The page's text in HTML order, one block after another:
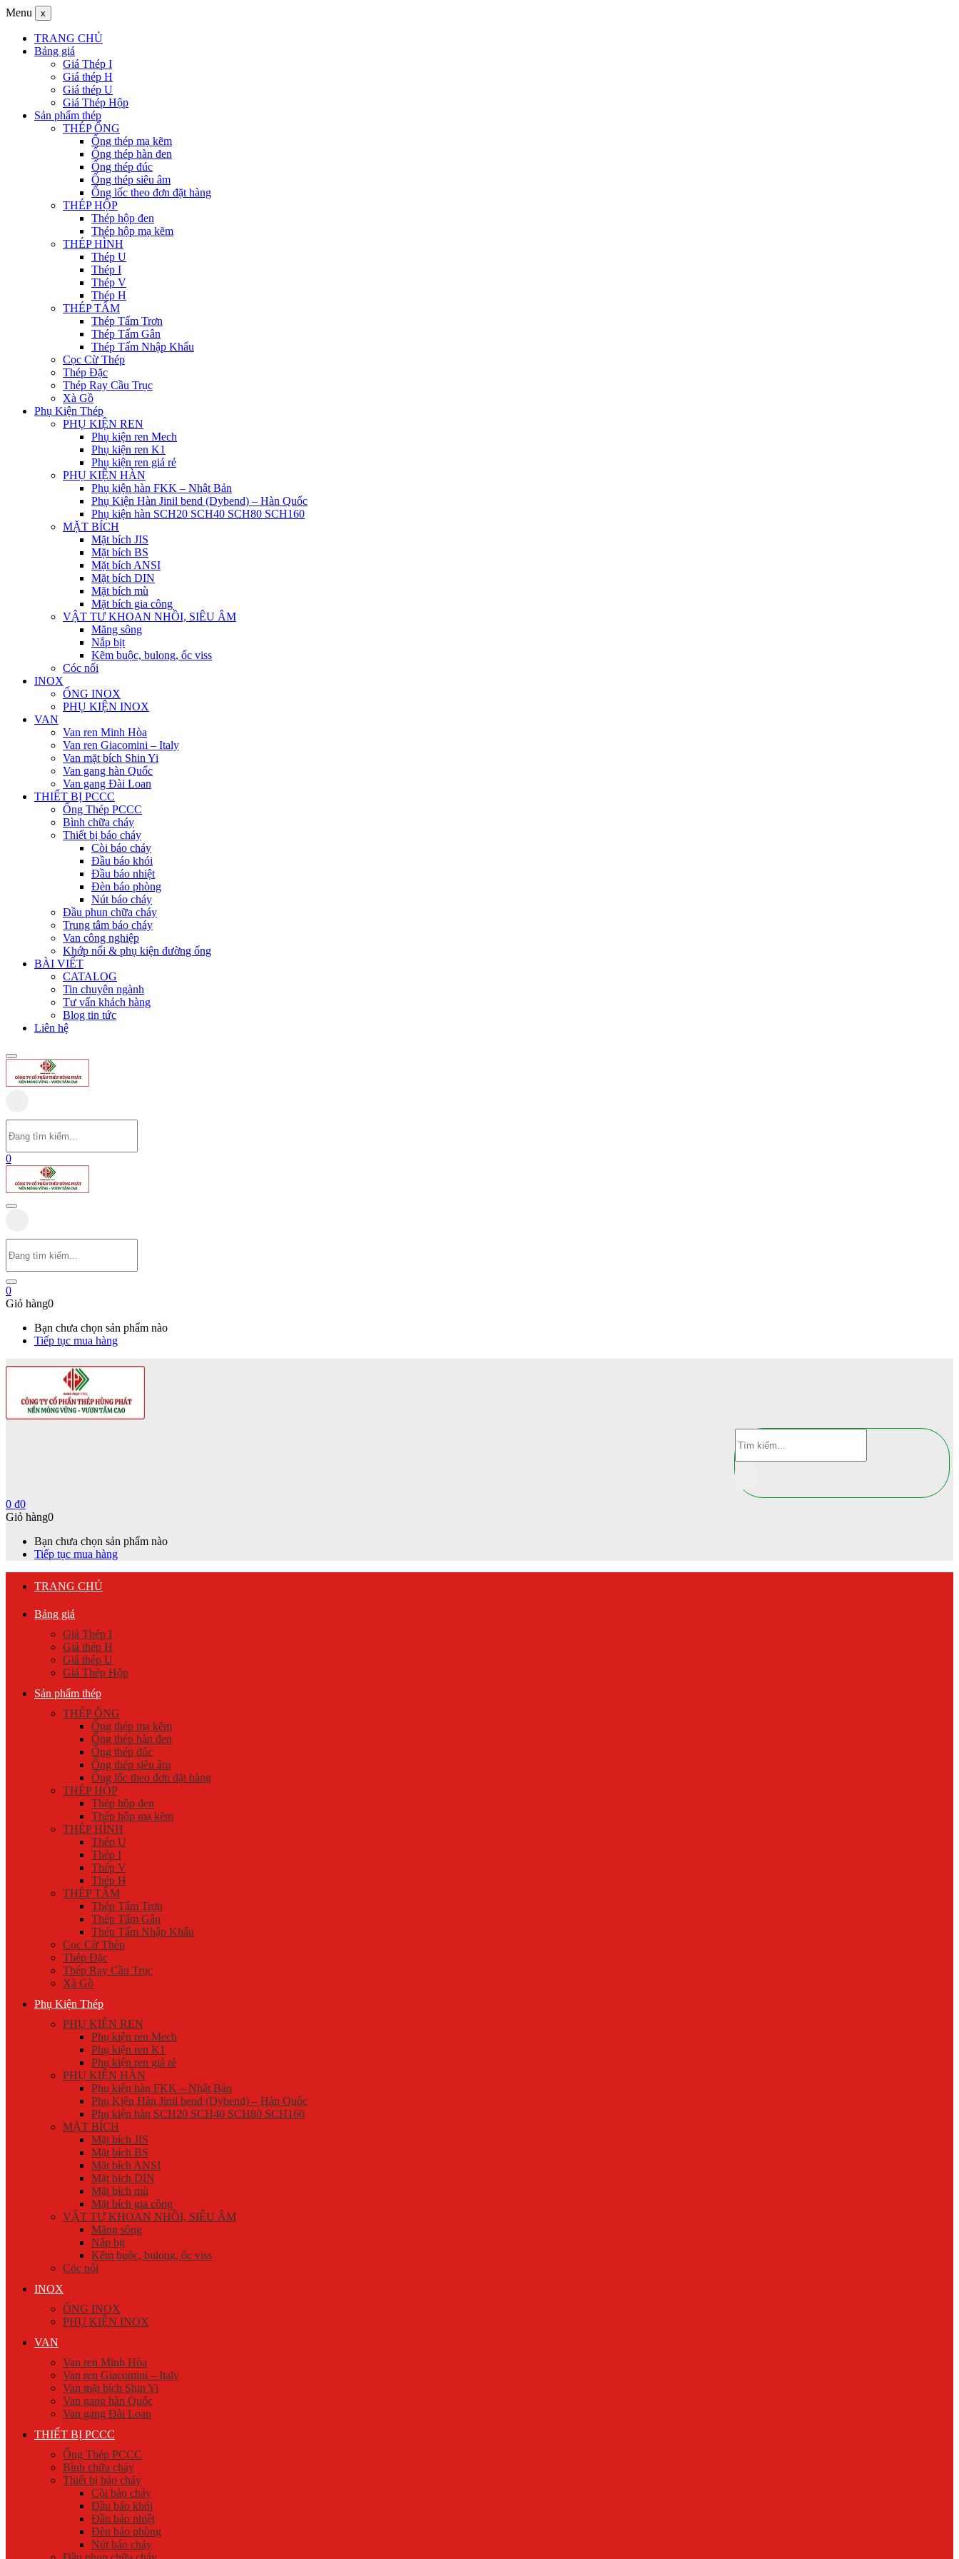
Menu x
TRANG CHỦ
Bảng giá
Giá Thép I
Giá thép H
Giá thép U
Giá Thép Hộp
Sản phẩm thép
THÉP ỐNG
Ống thép mạ kẽm
Ống thép hàn đen
Ống thép đúc
Ống thép siêu âm
Ống lốc theo đơn đặt hàng
THÉP HỘP
Thép hộp đen
Thép hộp mạ kẽm
THÉP HÌNH
Thép U
Thép I
Thép V
Thép H
THÉP TẤM
Thép Tấm Trơn
Thép Tấm Gân
Thép Tấm Nhập Khẩu
Cọc Cừ Thép
Thép Đặc
Thép Ray Cầu Trục
Xà Gồ
Phụ Kiện Thép
PHỤ KIỆN REN
Phụ kiện ren Mech
Phụ kiện ren K1
Phụ kiện ren giá rẻ
PHỤ KIỆN HÀN
Phụ kiện hàn FKK – Nhật Bản
Phụ Kiện Hàn Jinil bend (Dybend) – Hàn Quốc
Phụ kiện hàn SCH20 SCH40 SCH80 SCH160
MẶT BÍCH
Mặt bích JIS
Mặt bích BS
Mặt bích ANSI
Mặt bích DIN
Mặt bích mù
Mặt bích gia công
VẬT TƯ KHOAN NHỒI, SIÊU ÂM
Măng sông
Nắp bịt
Kẽm buộc, bulong, ốc viss
Cóc nối
INOX
ỐNG INOX
PHỤ KIỆN INOX
VAN
Van ren Minh Hòa
Van ren Giacomini – Italy
Van mặt bích Shin Yi
Van gang hàn Quốc
Van gang Đài Loan
THIẾT BỊ PCCC
Ống Thép PCCC
Bình chữa cháy
Thiết bị báo cháy
Còi báo cháy
Đầu báo khói
Đầu báo nhiệt
Đèn báo phòng
Nút báo cháy
Đầu phun chữa cháy
Trung tâm báo cháy
Van công nghiệp
Khớp nối & phụ kiện đường ống
BÀI VIẾT
CATALOG
Tin chuyên ngành
Tư vấn khách hàng
Blog tin tức
Liên hệ
0
0
Giỏ hàng0
Bạn chưa chọn sản phẩm nào
Tiếp tục mua hàng
0 ₫0
Giỏ hàng0
Bạn chưa chọn sản phẩm nào
Tiếp tục mua hàng
TRANG CHỦ
Bảng giá
Giá Thép I
Giá thép H
Giá thép U
Giá Thép Hộp
Sản phẩm thép
THÉP ỐNG
Ống thép mạ kẽm
Ống thép hàn đen
Ống thép đúc
Ống thép siêu âm
Ống lốc theo đơn đặt hàng
THÉP HỘP
Thép hộp đen
Thép hộp mạ kẽm
THÉP HÌNH
Thép U
Thép I
Thép V
Thép H
THÉP TẤM
Thép Tấm Trơn
Thép Tấm Gân
Thép Tấm Nhập Khẩu
Cọc Cừ Thép
Thép Đặc
Thép Ray Cầu Trục
Xà Gồ
Phụ Kiện Thép
PHỤ KIỆN REN
Phụ kiện ren Mech
Phụ kiện ren K1
Phụ kiện ren giá rẻ
PHỤ KIỆN HÀN
Phụ kiện hàn FKK – Nhật Bản
Phụ Kiện Hàn Jinil bend (Dybend) – Hàn Quốc
Phụ kiện hàn SCH20 SCH40 SCH80 SCH160
MẶT BÍCH
Mặt bích JIS
Mặt bích BS
Mặt bích ANSI
Mặt bích DIN
Mặt bích mù
Mặt bích gia công
VẬT TƯ KHOAN NHỒI, SIÊU ÂM
Măng sông
Nắp bịt
Kẽm buộc, bulong, ốc viss
Cóc nối
INOX
ỐNG INOX
PHỤ KIỆN INOX
VAN
Van ren Minh Hòa
Van ren Giacomini – Italy
Van mặt bích Shin Yi
Van gang hàn Quốc
Van gang Đài Loan
THIẾT BỊ PCCC
Ống Thép PCCC
Bình chữa cháy
Thiết bị báo cháy
Còi báo cháy
Đầu báo khói
Đầu báo nhiệt
Đèn báo phòng
Nút báo cháy